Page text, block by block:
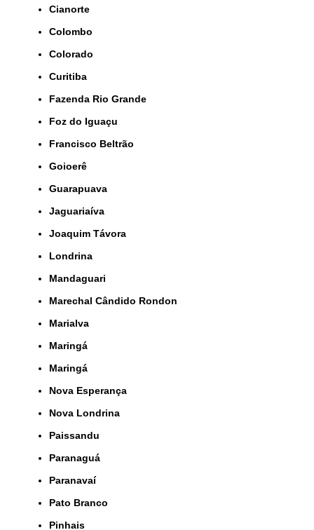
Cianorte
Colombo
Colorado
Curitiba
Fazenda Rio Grande
Foz do Iguaçu
Francisco Beltrão
Goioerê
Guarapuava
Jaguariaíva
Joaquim Távora
Londrina
Mandaguari
Marechal Cândido Rondon
Marialva
Maringá
Maringá
Nova Esperança
Nova Londrina
Paissandu
Paranaguá
Paranavaí
Pato Branco
Pinhais